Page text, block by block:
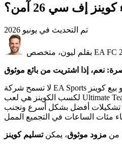
إف سي 26 آمن؟
تم التحديث في يونيو 2026
لا تسمح شركة EA Sports بشراء أو بيع كوينز FC، والطريقة الرسمية
لكسب الكوينز هي لعب Ultimate Team. ومع ذلك، فإن العديد من
تشكيلات أفضل بشكل أسرع وتجنب
من مزود موثوق، يمكن